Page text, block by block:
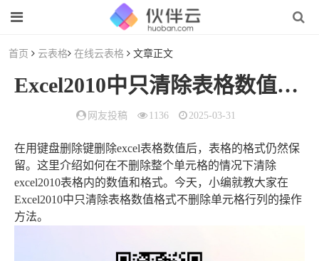
首页 云表格 在线云表格 文章正文
Excel2010中只清除表格数值格式不删除单元格行列的
网友投稿 1136 2025-03-31
在用键盘删除键删除excel表格数值后，表格的格式仍然保
留。这里介绍如何在不删除整个单元格的情况下清除
excel2010表格内的数值和格式。今天，小编就教大家在
Excel2010中只清除表格数值格式不删除单元格行列的操作
方法。